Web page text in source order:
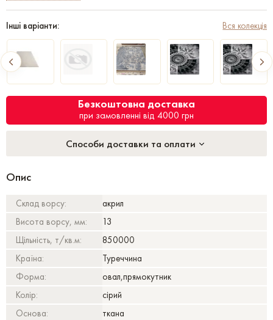
Інші варіанти: Вся колекція
Безкоштовна доставка
при замовленні від 4000 грн
Способи доставки та оплати
Опис
Склад ворсу:
акрил
Висота ворсу, мм:
13
Щільність, т/кв.м:
850000
Країна:
Туреччина
Форма:
овал,прямокутник
Колір:
сірий
Основа:
ткана